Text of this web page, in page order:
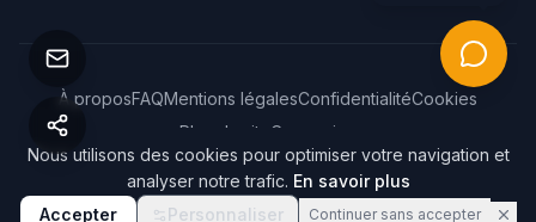
©2026 Webvisite. Tous droits réservés.
À proposFAQMentions légalesConfidentialitéCookies
Plan du site
Connexion
Nous utilisons des cookies pour optimiser votre navigation et
analyser notre trafic. En savoir plus
Accepter
Personnaliser Continuer sans accepter